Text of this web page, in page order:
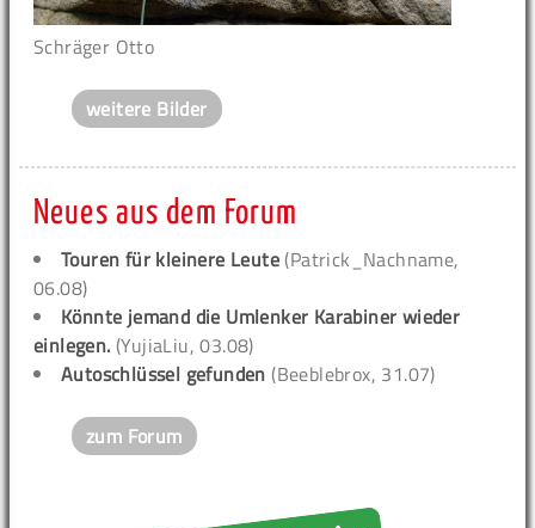
Schräger Otto
weitere Bilder
Neues aus dem Forum
Touren für kleinere Leute (Patrick_Nachname,
06.08)
Könnte jemand die Umlenker Karabiner wieder
einlegen. (YujiaLiu, 03.08)
Autoschlüssel gefunden (Beeblebrox, 31.07)
zum Forum